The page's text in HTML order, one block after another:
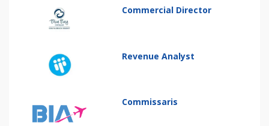
Commercial Director
Revenue Analyst
Commissaris